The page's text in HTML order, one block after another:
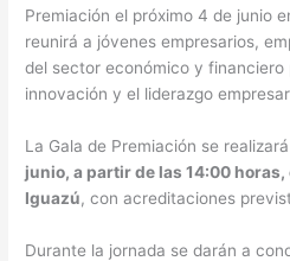
Premiación el próximo 4 de junio
reunirá a jóvenes empresarios,
del sector económico y
innovación y el liderazgo
La Gala de Premiación se
junio, a partir de las 14:00 horas,
Iguazú, con acreditaciones
Durante la jornada se darán a